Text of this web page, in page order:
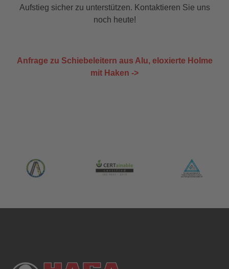
Aufstieg sicher zu unterstützen. Kontaktieren Sie uns
noch heute!
Anfrage zu Schiebeleitern aus Alu, eloxierte Holme
mit Haken ->